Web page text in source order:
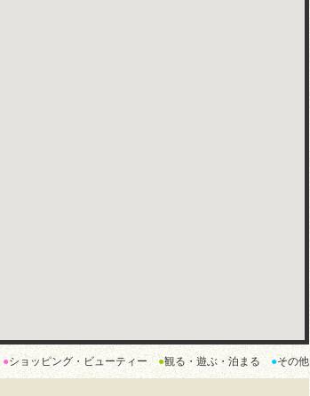
●ショッピング・ビューティー●観る・遊ぶ・泊まる●その他